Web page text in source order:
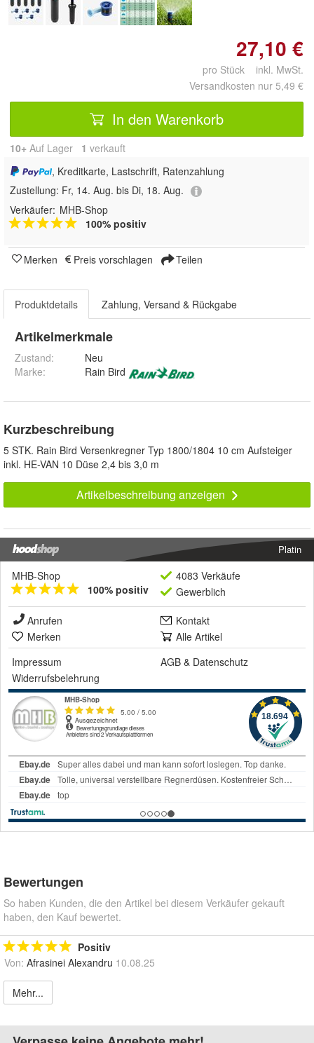
27,10 €
pro Stück inkl. MwSt.
Versandkosten nur 5,49 €
In den Warenkorb
10+ Auf Lager 1 verkauft
, Kreditkarte, Lastschrift, Ratenzahlung
Zustellung: Fr, 14. Aug. bis Di, 18. Aug.
Verkäufer: MHB-Shop
100% positiv
Merken Preis vorschlagen Teilen
Produktdetails Zahlung, Versand & Rückgabe
Artikelmerkmale
Zustand:
Neu
Marke:
Rain Bird
Kurzbeschreibung
5 STK. Rain Bird Versenkregner Typ 1800/1804 10 cm Aufsteiger
inkl. HE-VAN 10 Düse 2,4 bis 3,0 m
Artikelbeschreibung anzeigen
Platin
MHB-Shop
100% positiv
4083 Verkäufe
Gewerblich
Anrufen
Kontakt
Merken
Alle Artikel
Impressum
AGB & Datenschutz
Widerrufsbelehrung
Bewertungen
So haben Kunden, die den Artikel bei diesem Verkäufer gekauft
haben, den Kauf bewertet.
Positiv
Von: Afrasinei Alexandru 10.08.25
Mehr...